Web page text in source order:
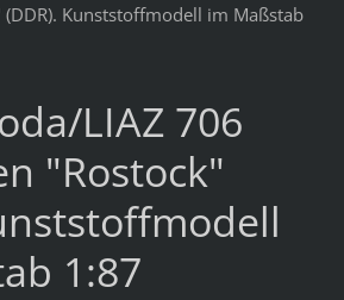
Kunststoffmodell im Maßstab
LIAZ 706
"Rostock"
1:87